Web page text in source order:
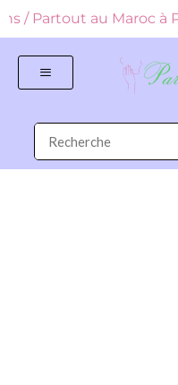
/ Partout au Maroc